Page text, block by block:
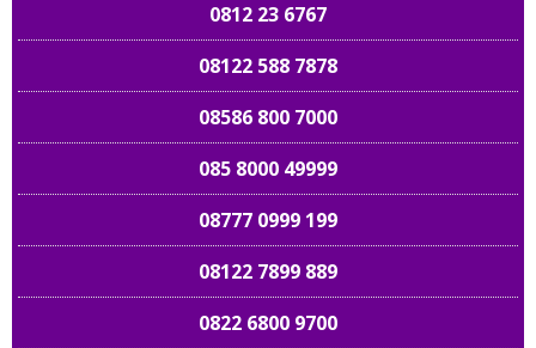
0812 23 6767
08122 588 7878
08586 800 7000
085 8000 49999
08777 0999 199
08122 7899 889
0822 6800 9700